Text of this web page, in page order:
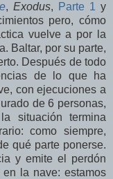
, Exodus, Parte 1 y
pero, cómo
vuelve a por la
Baltar, por su parte,
Después de todo
de lo que ha
con ejecuciones a
de 6 personas,
situación termina
como siempre,
qué parte ponerse.
y emite el perdón
la nave: estamos